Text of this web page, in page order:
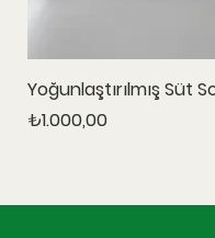
Yoğunlaştırılmış Süt
Fiyat
₺1.000,00